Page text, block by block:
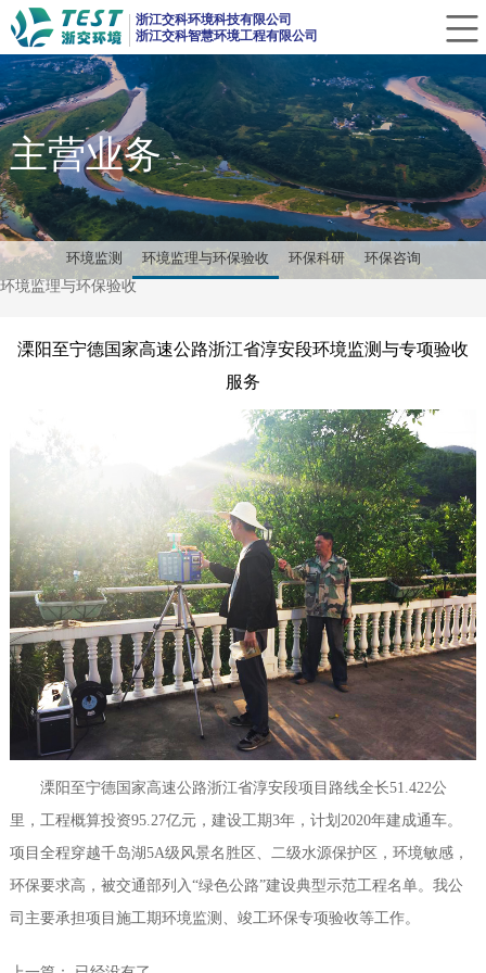
浙江交科环境科技有限公司
浙江交科智慧环境工程有限公司
CLOSE
环境监测 环境监理与环保验收 环保科研 环保咨询
主营业务
环境监理与环保验收
溧阳至宁德国家高速公路浙江省淳安段环境监测与专项验收
服务
溧阳至宁德国家高速公路浙江省淳安段项目路线全长51.422公
里，工程概算投资95.27亿元，建设工期3年，计划2020年建成通车。
项目全程穿越千岛湖5A级风景名胜区、二级水源保护区，环境敏感，
环保要求高，被交通部列入“绿色公路”建设典型示范工程名单。我公
司主要承担项目施工期环境监测、竣工环保专项验收等工作。